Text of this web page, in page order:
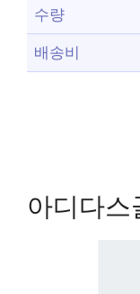
수량
배송비
아디다